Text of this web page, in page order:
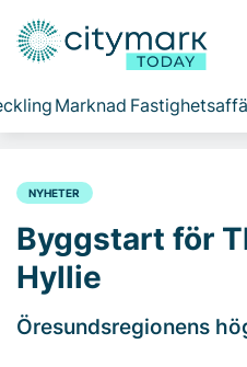
Marknad
NYHETER
Byggstart för
Hyllie
Öresundsregionens